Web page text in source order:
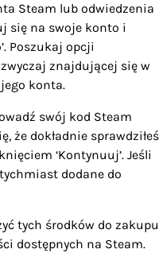
Steam lub odwiedzenia
się na swoje konto i
Poszukaj opcji
znajdującej się w
konta.
swój kod Steam
że dokładnie sprawdziłeś
‘Kontynuuj’. Jeśli
dodane do
tych środków do zakupu
dostępnych na Steam.